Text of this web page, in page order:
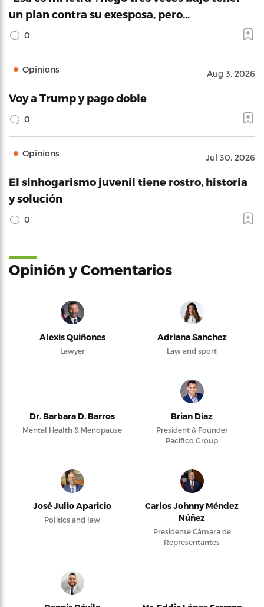
un plan contra su exesposa, pero…
0
Opinions Aug 3, 2026
Voy a Trump y pago doble
0
Opinions Jul 30, 2026
El sinhogarismo juvenil tiene rostro, historia
y solución
0
Opinión y Comentarios
Alexis Quiñones
Lawyer
Adriana Sanchez
Law and sport
Dr. Barbara D. Barros
Mental Health & Menopause
Brian Díaz
President & Founder
Pacifico Group
José Julio Aparicio
Politics and law
Carlos Johnny Méndez
Núñez
Presidente Cámara de
Representantes